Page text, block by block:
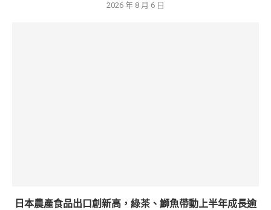
2026 年 8 月 6 日
日本農產食品出口創新高，綠茶、鰤魚帶動上半年成長逾